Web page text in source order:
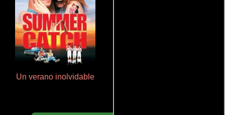
Un verano inolvidable